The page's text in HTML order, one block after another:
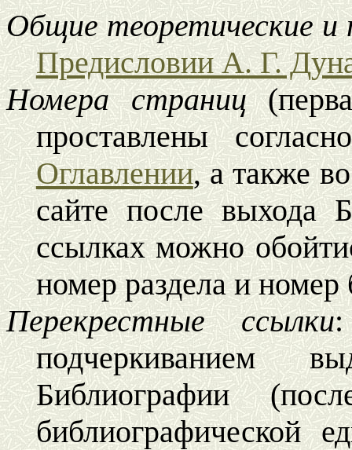
Общие теоретические и
Предисловии А. Г.
Номера страниц
проставлены
Оглавлении,а также
сайте после выхода
ссылках можно
номер раздела и
Перекрестные ссылки:
подчеркиванием
Библиографии
библиографической